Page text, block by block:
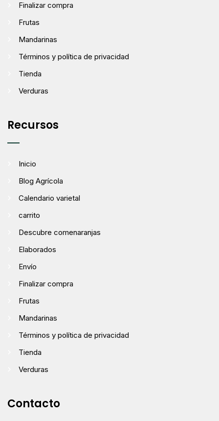
Finalizar compra
Frutas
Mandarinas
Términos y política de privacidad
Tienda
Verduras
Recursos
Inicio
Blog Agrícola
Calendario varietal
carrito
Descubre comenaranjas
Elaborados
Envío
Finalizar compra
Frutas
Mandarinas
Términos y política de privacidad
Tienda
Verduras
Contacto